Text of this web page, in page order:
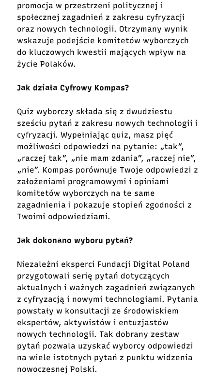
promocja w przestrzeni politycznej i
społecznej zagadnień z zakresu cyfryzacji
oraz nowych technologii. Otrzymany wynik
wskazuje podejście komitetów wyborczych
do kluczowych kwestii mających wpływ na
życie Polaków.
Jak działa Cyfrowy Kompas?
Quiz wyborczy składa się z dwudziestu
sześciu pytań z zakresu nowych technologii i
cyfryzacji. Wypełniając quiz, masz pięć
możliwości odpowiedzi na pytanie: „tak”,
„raczej tak”, „nie mam zdania”, „raczej nie”,
„nie”. Kompas porównuje Twoje odpowiedzi z
założeniami programowymi i opiniami
komitetów wyborczych na te same
zagadnienia i pokazuje stopień zgodności z
Twoimi odpowiedziami.
Jak dokonano wyboru pytań?
Niezależni eksperci Fundacji Digital Poland
przygotowali serię pytań dotyczących
aktualnych i ważnych zagadnień związanych
z cyfryzacją i nowymi technologiami. Pytania
powstały w konsultacji ze środowiskiem
ekspertów, aktywistów i entuzjastów
nowych technologii. Tak dobrany zestaw
pytań pozwala uzyskać wyborcy odpowiedzi
na wiele istotnych pytań z punktu widzenia
nowoczesnej Polski.